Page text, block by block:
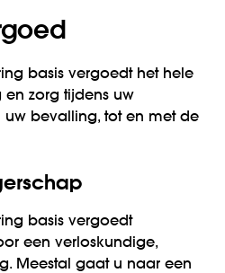
basis vergoedt het hele
zorg tijdens uw
bevalling, tot en met de
basis vergoedt
een verloskundige,
Meestal gaat u naar een